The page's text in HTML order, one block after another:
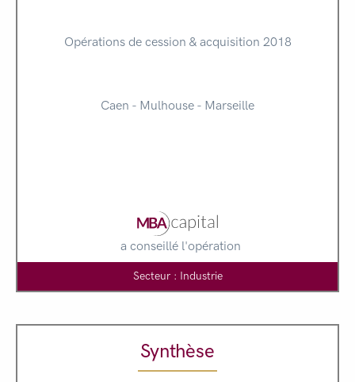
Opérations de cession & acquisition 2018
Caen - Mulhouse - Marseille
a conseillé l'opération
Secteur : Industrie
Synthèse